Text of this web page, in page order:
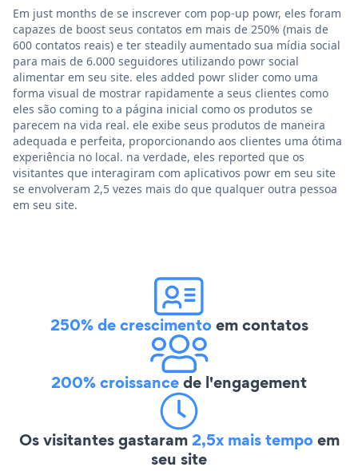
Em just months de se inscrever com pop-up powr, eles foram
capazes de boost seus contatos em mais de 250% (mais de
600 contatos reais) e ter steadily aumentado sua mídia social
para mais de 6.000 seguidores utilizando powr social
alimentar em seu site. eles added powr slider como uma
forma visual de mostrar rapidamente a seus clientes como
eles são coming to a página inicial como os produtos se
parecem na vida real. ele exibe seus produtos de maneira
adequada e perfeita, proporcionando aos clientes uma ótima
experiência no local. na verdade, eles reported que os
visitantes que interagiram com aplicativos powr em seu site
se envolveram 2,5 vezes mais do que qualquer outra pessoa
em seu site.
250% de crescimentoem contatos
200% croissancede l'engagement
Os visitantes gastaram2,5x mais tempoem
seu site